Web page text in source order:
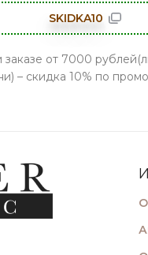
SKIDKA10
заказе от 7000
– скидка 10% по